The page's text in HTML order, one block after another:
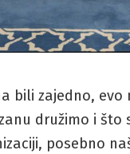
bili zajedno,
družimo i
posebno